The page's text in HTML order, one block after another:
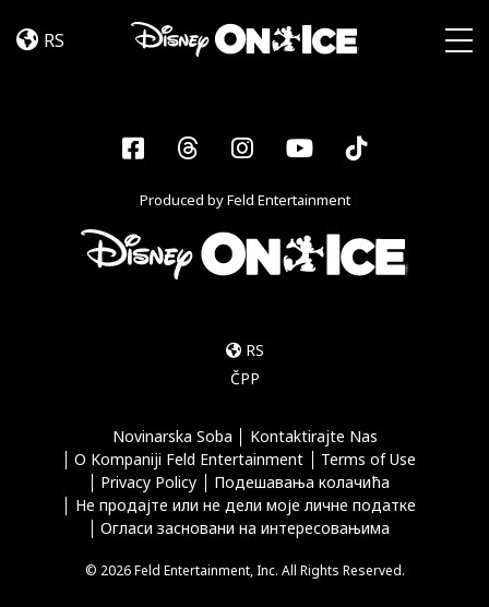
Dance
RS
Facebook
ThreadsInstagram
YouTubeTiktok
Produced by Feld Entertainment
RS
ČPP
Novinarska Soba
Kontaktirajte Nas
O Kompaniji Feld Entertainment
Terms of Use
Privacy Policy
Подешавања колачића
Не продајте или не дели моје личне податке
Огласи засновани на интересовањима
© 2026 Feld Entertainment, Inc. All Rights Reserved.